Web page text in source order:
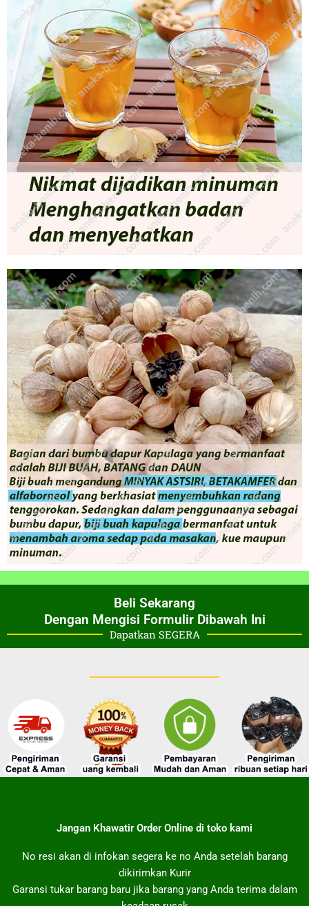
Beli Sekarang
Dengan Mengisi Formulir Dibawah Ini
Dapatkan SEGERA
Jangan Khawatir Order Online di toko kami
No resi akan di infokan segera ke no Anda setelah barang
dikirimkan Kurir
Garansi tukar barang baru jika barang yang Anda terima dalam